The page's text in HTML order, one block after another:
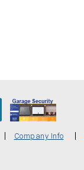
Company Info